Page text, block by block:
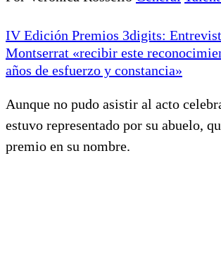
IV Edición Premios 3digits:
Montserrat «recibir este
años de esfuerzo y constancia»
Aunque no pudo asistir al acto
estuvo representado por su abuelo,
premio en su nombre.